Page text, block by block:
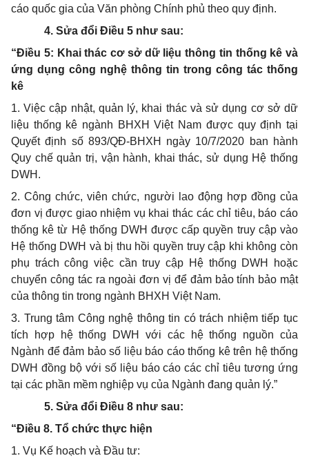
cáo quốc gia của Văn phòng Chính phủ theo quy định.
4. Sửa đổi Điều 5 như sau:
“Điều 5: Khai thác cơ sở dữliệu thông tin thống kê và
ứng dụng công nghệ thông tin trong công tác thống
kê
1.Việc cập nhật, quản lý, khai thác và sử dụng cơ sở dữ
liệu thống kê ngành BHXH Việt Nam được quy định tại
Quyết định số 893/QĐ-BHXH ngày 10/7/2020 ban hành
Quy chế quản trị, vận hành, khai thác, sử dụng Hệ thống
DWH.
2.Công chức, viên chức, người lao động hợp đồng của
đơn vị được giao nhiệm vụ khai thác các chỉ tiêu, báo cáo
thống kê từ Hệ thống DWH được cấp quyền truy cập vào
Hệ thống DWH và bị thu hồi quyền truy cập khi không còn
phụ trách công việc cần truy cập Hệ thống DWH hoặc
chuyển công tác ra ngoài đơn vị đểđảm bảo tính bảo mật
của thông tin trong ngành BHXH Việt Nam.
3. Trung tâm Công nghệ thông tin có trách nhiệm tiếp tục
tích
hợphệ thống DWH với các hệ thống nguồn của
Ngành đểđảm bảo số liệu báo cáo thống kê trên hệ thống
DWH đồng bộ với số liệu báo cáo các chỉ tiêu tương ứng
tại các phần mềm nghiệp vụ của Ngành đang quản lý.”
5. Sửa đổi Điều 8 n hư sau:
“Điều 8. Tổ chức thực hiện
1. Vụ Kế hoạch và Đầu tư: